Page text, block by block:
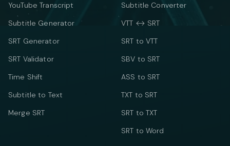
YouTube Transcript
Subtitle Generator
SRT Generator
SRT Validator
Time Shift
Subtitle to Text
Merge SRT
Subtitle Converter
VTT ↔ SRT
SRT to VTT
SBV to SRT
ASS to SRT
TXT to SRT
SRT to TXT
SRT to Word